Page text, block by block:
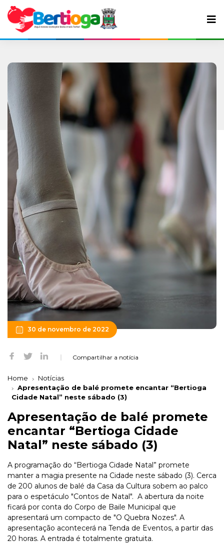
30 de novembro de 2022
Compartilhar a notícia
Home
Notícias
Apresentação de balé promete encantar “Bertioga
Cidade Natal” neste sábado (3)
Apresentação de balé promete
encantar “Bertioga Cidade
Natal” neste sábado (3)
A programação do “Bertioga Cidade Natal” promete
manter a magia presente na Cidade neste sábado (3). Cerca
de 200 alunos de balé da Casa da Cultura sobem ao palco
para o espetáculo "Contos de Natal". A abertura da noite
ficará por conta do Corpo de Baile Municipal que
apresentará um compacto de "O Quebra Nozes". A
apresentação acontecerá na Tenda de Eventos, a partir das
20 horas. A entrada é totalmente gratuita.